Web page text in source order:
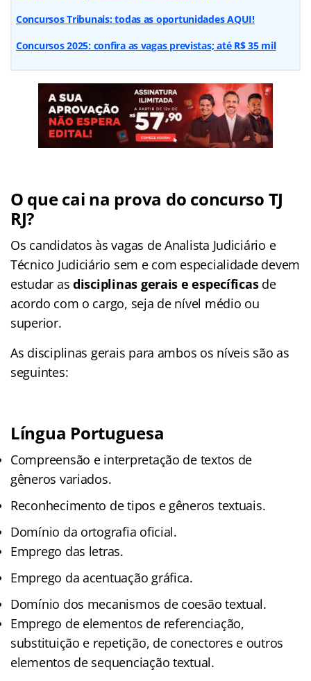
Concursos Tribunais: todas as oportunidades AQUI!
Concursos 2025: confira as vagas previstas; até R$ 35 mil
O que cai na prova do concurso TJ
RJ?
Os candidatos às vagas de Analista Judiciário e
Técnico Judiciário sem e com especialidade devem
estudar asdisciplinas gerais e específicas de
acordo com o cargo, seja de nível médio ou
superior.
As disciplinas gerais para ambos os níveis são as
seguintes:
Língua Portuguesa
Compreensão e interpretação de textos de
gêneros variados.
Reconhecimento de tipos e gêneros textuais.
Domínio da ortografia oficial.
Emprego das letras.
Emprego da acentuação gráfica.
Domínio dos mecanismos de coesão textual.
Emprego de elementos de referenciação,
substituição e repetição, de conectores e outros
elementos de sequenciação textual.